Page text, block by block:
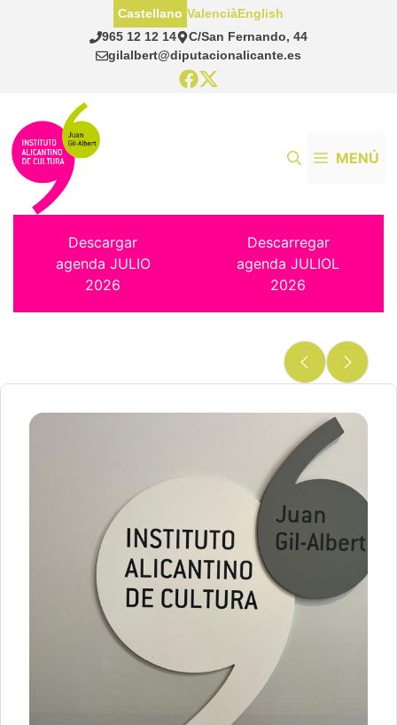
965 12 12 14
C/San Fernando, 44
gilalbert@diputacionalicante.es
Castellano ValenciàEnglish
MENÚ
Descargar
agenda JULIO
2026
Descarregar
agenda JULIOL
2026